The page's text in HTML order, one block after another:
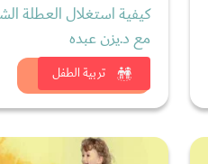
تربية الطفل
كيفية استغلال العطلة
مع د.يزن عبده
شاهد الان